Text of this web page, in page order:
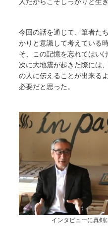
今回の話を通じて、筆者た
かりと意識して考えている
そ、この記憶を忘れてはい
次に大地震が起きた際には
の人に伝えることが出来る
必要だと思った。
インタビューに真剣